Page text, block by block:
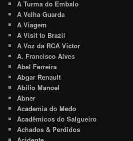
A Turma do Embalo
A Velha Guarda
A Viagem
A Visit to Brazil
A Voz da RCA Victor
A. Francisco Alves
Abel Ferreira
Abgar Renault
Abílio Manoel
Abner
Academia do Medo
Acadêmicos do Salgueiro
Achados & Perdidos